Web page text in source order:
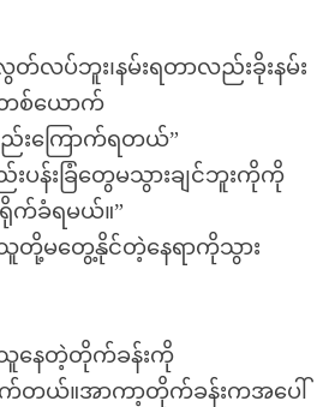
တ်လပ်ဘူး၊နမ်းရတာလည်းခိုးနမ်း
စ်ယောက်
းကြောက်ရတယ်”
န်းခြံတွေမသွားချင်ဘူးကိုကို
က်ခံရမယ်။”
မတွေ့နိုင်တဲ့နေရာကိုသွား
သူနေတဲ့တိုက်ခန်းကို
က်တယ်။အာကာ့တိုက်ခန်းကအပေါ်